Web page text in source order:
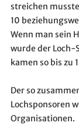
streichen
10
Wenn man sein
wurde der Loch-
kamen so bis zu
Der so
Lochsponsoren
Organisationen.